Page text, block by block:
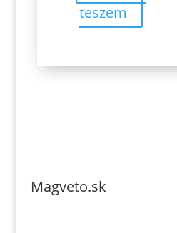
teszem
Magveto.sk